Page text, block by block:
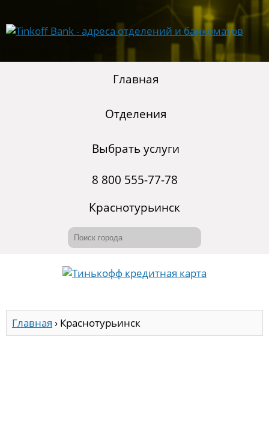
Главная
Отделения
Выбрать услуги
8 800 555-77-78
Краснотурьинск
Главная › Краснотурьинск